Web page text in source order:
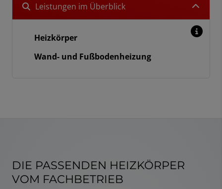
Leistungen im Überblick
Heizkörper
Wand- und Fußbodenheizung
DIE PASSENDEN HEIZKÖRPER
VOM FACHBETRIEB